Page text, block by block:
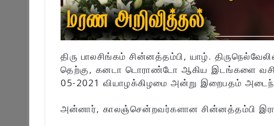
திரு பாலசிங்கம் சின்னத்தம்பி, யாழ்.
தெற்கு, கனடா டொராண்டோ ஆகிய இடங்களை
05-2021 வியாழக்கிழமை அன்று இறைபதம்
அன்னார், காலஞ்சென்றவர்களான சின்னத்தம்பி